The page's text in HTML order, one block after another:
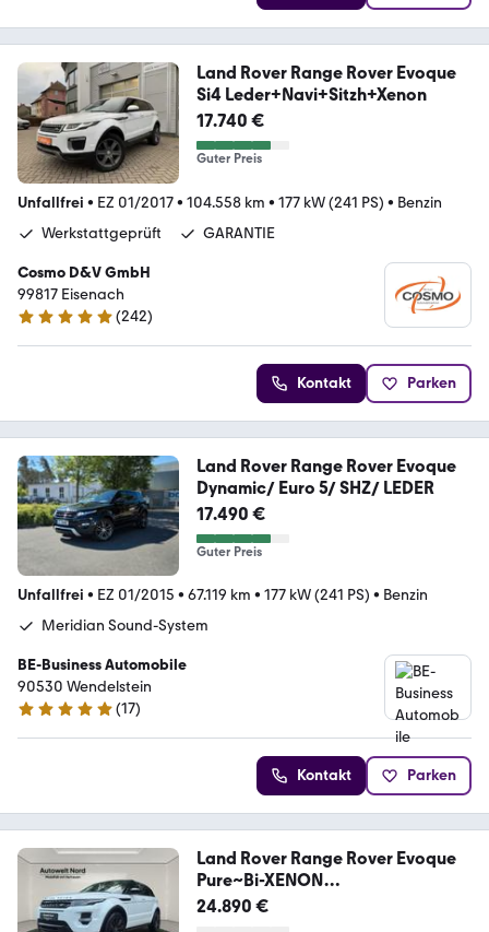
Land Rover Range Rover Evoque
Si4 Leder+Navi+Sitzh+Xenon
17.740 €
Guter Preis
Unfallfrei • EZ 01/2017• 104.558 km • 177 kW (241 PS) • Benzin
Werkstattgeprüft
GARANTIE
Cosmo D&V GmbH
99817 Eisenach
4.9 Sterne
(242)
Kontakt Parken
Land Rover Range Rover Evoque
Dynamic/ Euro 5/ SHZ/ LEDER
17.490 €
Guter Preis
Unfallfrei • EZ 01/2015 • 67.119 km • 177 kW (241 PS) • Benzin
Meridian Sound-System
BE-Business Automobile
90530 Wendelstein
4.9 Sterne
(17)
Kontakt Parken
Land Rover Range Rover Evoque
Pure~Bi-XENON
KLIMAAUTOMATIK
24.890 €